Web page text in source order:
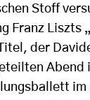
Stoff
Franz Liszts
der
Abend
im